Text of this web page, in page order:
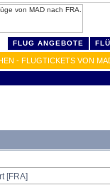
FLUG ANGEBOTE
- FLUGTICKETS VON